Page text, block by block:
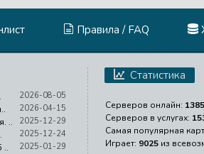
Правила / FAQ
2026-08-05
2026-04-15
2025-12-29
..
2025-12-24
2025-01-29
..
Статистика
Серверов онлайн: 1385
Серверов в услугах:
Самая популярная
Играет: 9025 из